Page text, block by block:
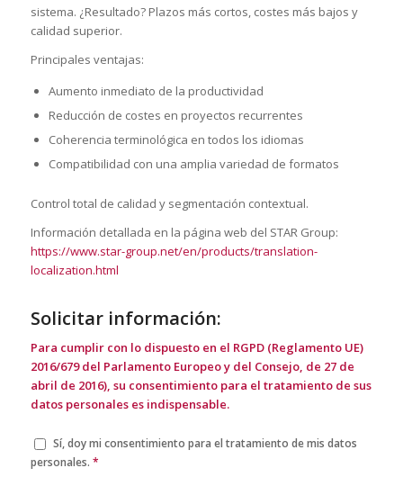
sistema. ¿Resultado? Plazos más cortos, costes más bajos y
calidad superior.
Principales ventajas:
Aumento inmediato de la productividad
Reducción de costes en proyectos recurrentes
Coherencia terminológica en todos los idiomas
Compatibilidad con una amplia variedad de formatos
Control total de calidad y segmentación contextual.
Información detallada en la página web del STAR Group:
https://www.star-group.net/en/products/translation-
localization.html
Solicitar información:
Para cumplir con lo dispuesto en el RGPD (Reglamento UE)
2016/679 del Parlamento Europeo y del Consejo, de 27 de
abril de 2016), su consentimiento para el tratamiento de sus
datos personales es indispensable.
Sí, doy mi consentimiento para el tratamiento de mis datos
personales. *